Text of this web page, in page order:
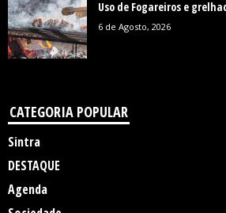
Uso de Fogareiros e
6 de Agosto, 2026
CATEGORIA POPULAR
Sintra
DESTAQUE
Agenda